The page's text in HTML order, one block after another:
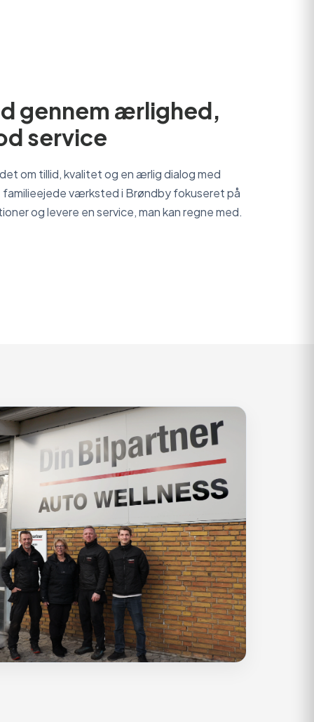
gennem ærlighed,
service
om tillid, kvalitet og en ærlig dialog med
familieejede værksted i Brøndby fokuseret på
og levere en service, man kan regne med.